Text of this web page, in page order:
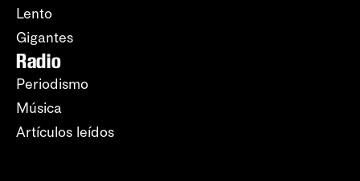
Lento
Gigantes
Radio
Periodismo
Música
Artículos leídos